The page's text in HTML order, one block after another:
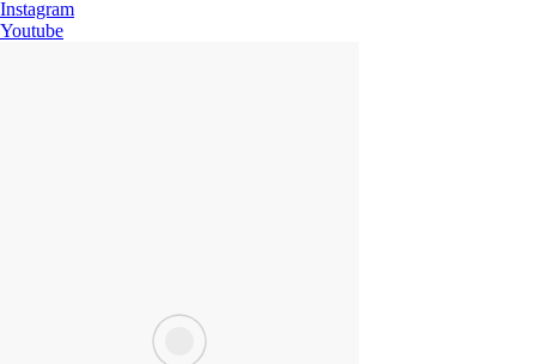
Instagram
Youtube